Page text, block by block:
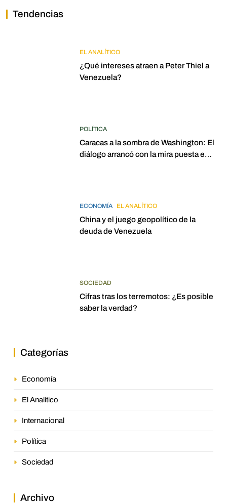
Tendencias
EL ANALÍTICO
¿Qué intereses atraen a Peter Thiel a
Venezuela?
POLÍTICA
Caracas a la sombra de Washington: El
diálogo arrancó con la mira puesta en
ECONOMÍA EL ANALÍTICO
China y el juego geopolítico de la
deuda de Venezuela
SOCIEDAD
Cifras tras los terremotos: ¿Es posible
saber la verdad?
Categorías
Economía
El Analítico
Internacional
Política
Sociedad
Archivo